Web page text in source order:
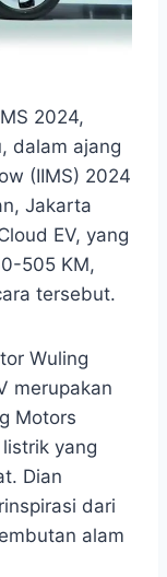
2024,
dalam ajang
(IIMS) 2024
Jakarta
EV, yang
505 KM,
tersebut.
Wuling
merupakan
Motors
yang
Dian
dari
alam